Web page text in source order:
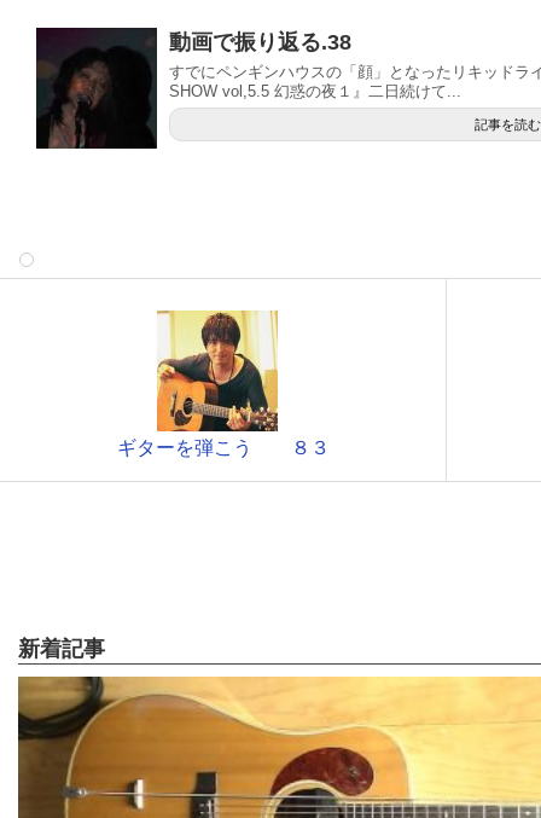
動画で振り返る.38
すでにペンギンハウスの「顔」となったリキッド
SHOW vol,5.5 幻惑の夜１』二日続けて...
記事を読む
ギターを弾こう ８３
新着記事